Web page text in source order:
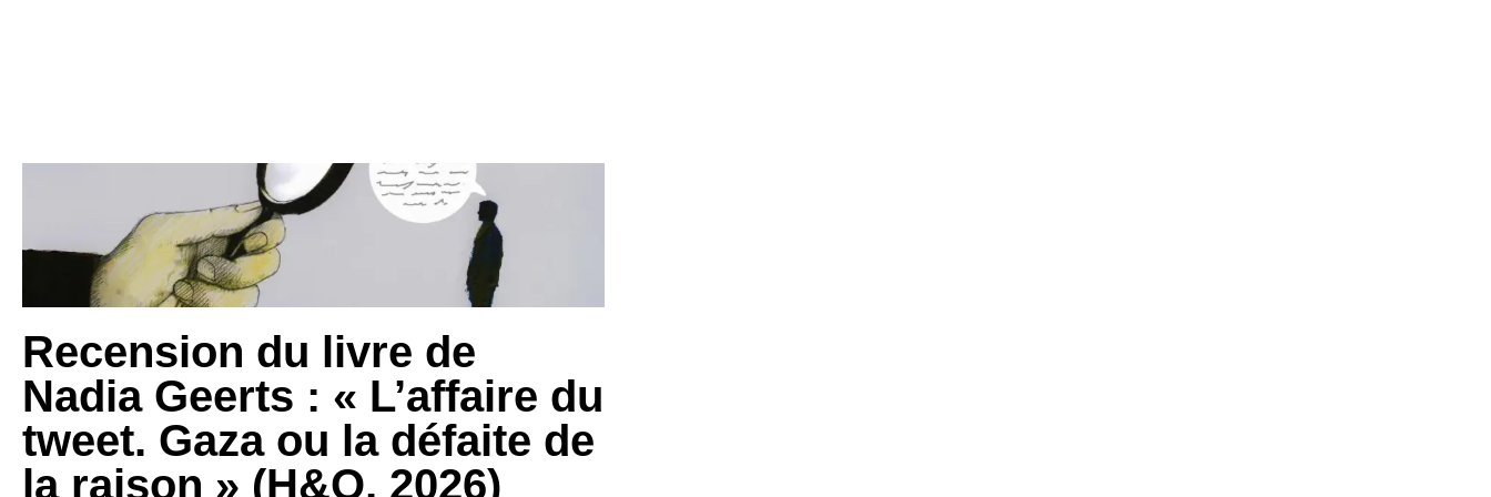
Recension du livre de
Nadia Geerts : « L’affaire du
tweet. Gaza ou la défaite de
la raison » (H&O, 2026)